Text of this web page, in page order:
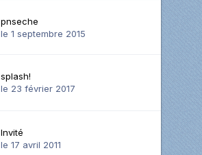
pnseche
le 1 septembre 2015
splash!
le 23 février 2017
Invité
le 17 avril 2011